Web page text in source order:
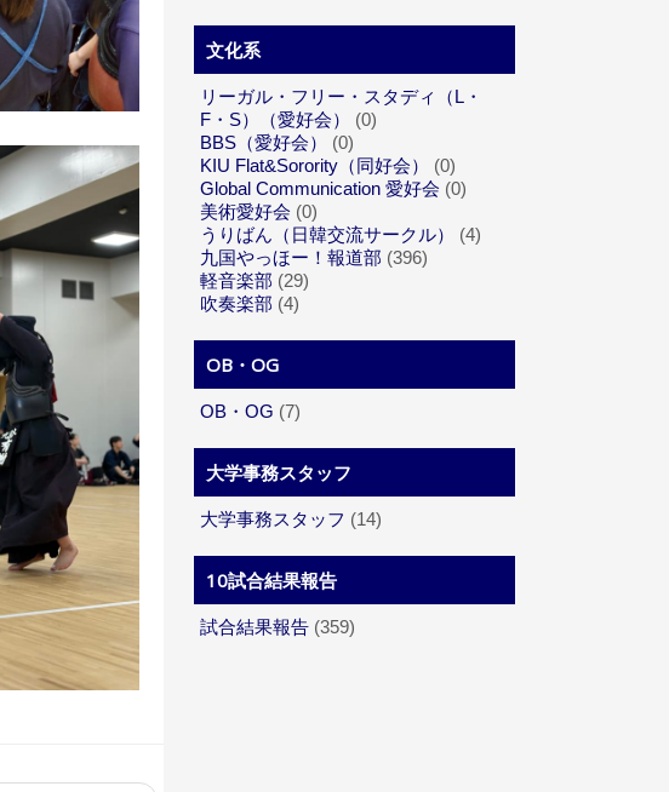
文化系
リーガル・フリー・スタディ（L・
F・S）（愛好会）
(0)
BBS（愛好会）
(0)
KIU Flat&Sorority（同好会）
(0)
Global Communication 愛好会 (0)
美術愛好会 (0)
うりばん（日韓交流サークル）
(4)
九国やっほー！報道部 (396)
軽音楽部 (29)
吹奏楽部 (4)
OB・OG
OB・OG (7)
大学事務スタッフ
大学事務スタッフ (14)
10試合結果報告
試合結果報告 (359)